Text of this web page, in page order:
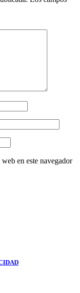
en este navegador